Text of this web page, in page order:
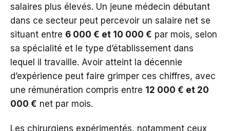
salaires plus élevés. Un jeune médecin débutant
dans ce secteur peut percevoir un salaire net se
situant entre 6 000 € et 10 000 € par mois, selon
sa spécialité et le type d’établissement dans
lequel il travaille. Avoir atteint la décennie
d’expérience peut faire grimper ces chiffres, avec
une rémunération compris entre 12 000 € et 20
000 € net par mois.
Les chirurgiens expérimentés, notamment ceux